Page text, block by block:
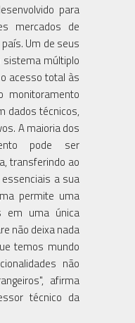
para
mercados de
Um de seus
múltiplo
acesso total às
monitoramento
dados técnicos,
A maioria dos
pode ser
transferindo ao
a sua
permite uma
em uma única
não deixa nada
temos mundo
não
afirma
técnico da